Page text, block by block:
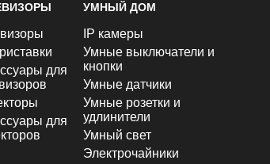
для
для
УМНЫЙ ДОМ
IP камеры
Умные выключатели и
кнопки
Умные датчики
Умные розетки и
удлинители
Умный свет
Электрочайники